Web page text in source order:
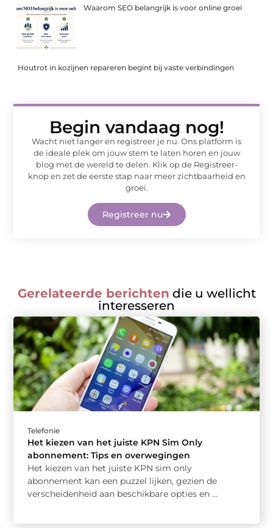
Waarom SEO belangrijk is voor online groei
Houtrot in kozijnen repareren begint bij vaste verbindingen
Begin vandaag nog!
Wacht niet langer en registreer je nu. Ons platform is
de ideale plek om jouw stem te laten horen en jouw
blog met de wereld te delen. Klik op de Registreer-
knop en zet de eerste stap naar meer zichtbaarheid en
groei.
Registreer nu
Gerelateerde berichten die u wellicht
interesseren
Telefonie
Het kiezen van het juiste KPN Sim Only
abonnement: Tips en overwegingen
Het kiezen van het juiste KPN sim only
abonnement kan een puzzel lijken, gezien de
verscheidenheid aan beschikbare opties en ...